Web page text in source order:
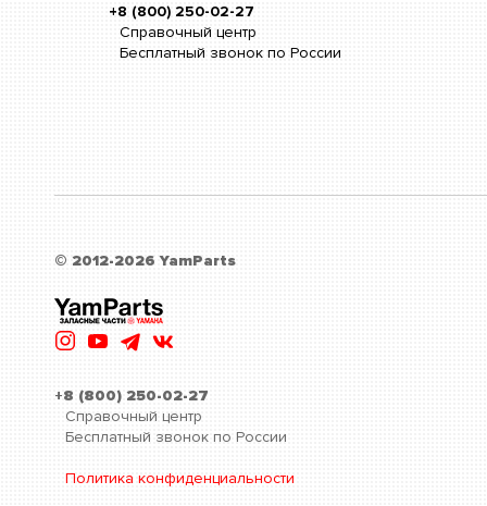
+8 (800) 250-02-27
Справочный центр
Бесплатный звонок по России
© 2012-2026 YamParts
+8 (800) 250-02-27
Справочный центр
Бесплатный звонок по России
Политика конфиденциальности